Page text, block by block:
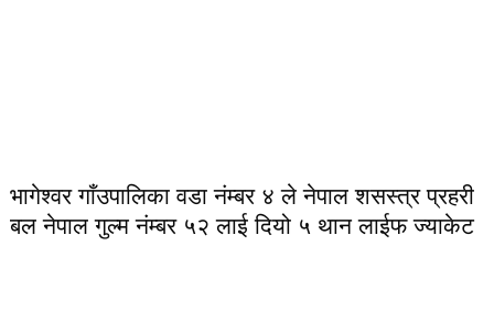
भागेश्वर गाँउपालिका वडा नंम्बर ४ ले नेपाल शसस्त्र प्रहरी
बल नेपाल गुल्म नंम्बर ५२ लाई दियो ५ थान लाईफ ज्याकेट